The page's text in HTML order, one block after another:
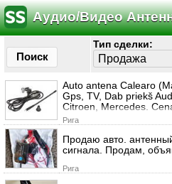
Аудио/Видео
Поиск
Тип сделки:
Auto antena Calearo
Gps, TV, Dab priekš
Citroen, Mercedes.
Рига
Продаю авто.
сигнала. Продам,
Рига